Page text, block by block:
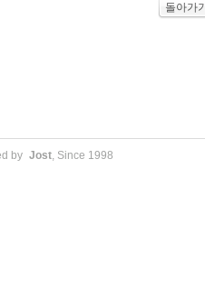
돌아가기
by Jost, Since 1998